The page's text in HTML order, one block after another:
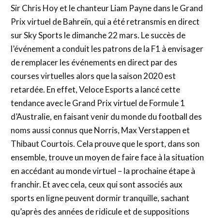
Sir Chris Hoy et le chanteur Liam Payne dans le Grand
Prix virtuel de Bahreïn, qui a été retransmis en direct
sur Sky Sports le dimanche 22 mars. Le succès de
l’événement a conduit les patrons de la F1 à envisager
de remplacer les événements en direct par des
courses virtuelles alors que la saison 2020 est
retardée. En effet, Veloce Esports a lancé cette
tendance avec le Grand Prix virtuel de Formule 1
d’Australie, en faisant venir du monde du football des
noms aussi connus que Norris, Max Verstappen et
Thibaut Courtois. Cela prouve que le sport, dans son
ensemble, trouve un moyen de faire face à la situation
en accédant au monde virtuel – la prochaine étape à
franchir. Et avec cela, ceux qui sont associés aux
sports en ligne peuvent dormir tranquille, sachant
qu’après des années de ridicule et de suppositions